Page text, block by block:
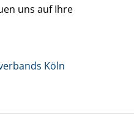
uns auf Ihre
Köln